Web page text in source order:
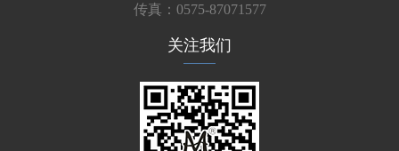
传真：0575-87071577
关注我们